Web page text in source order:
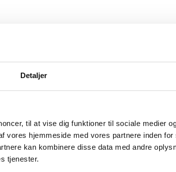
Detaljer
til at vise dig funktioner til sociale medier
vores hjemmeside med vores partnere inden for
kan kombinere disse data med andre
tjenester.
was easy to navigate. Definitely worth a